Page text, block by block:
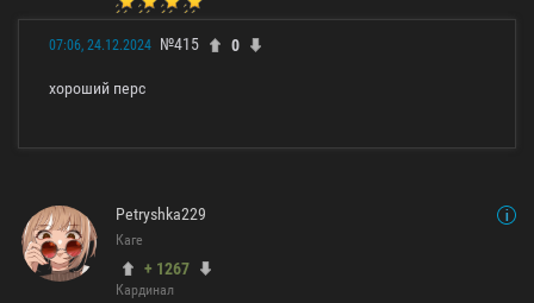
07:06, 24.12.2024 №415 0
хороший перс
Petryshka229
Каге
+ 1267
Кардинал